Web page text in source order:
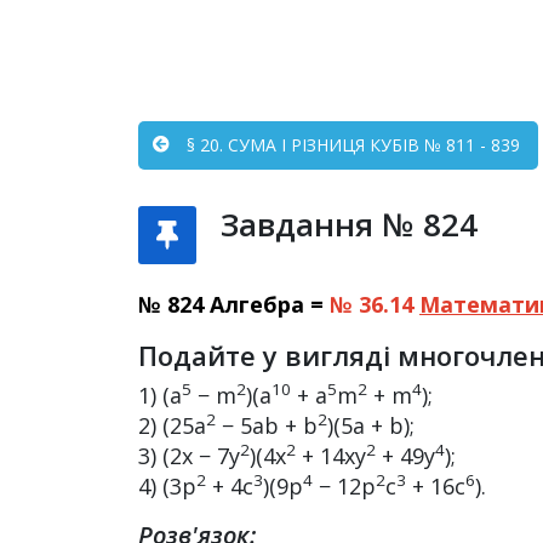
§ 20. СУМА І РІЗНИЦЯ КУБІВ № 811 - 839
Завдання № 824
№ 824 Алгебра = № 36.14
Подайте у вигляді
1) (a5 − m2)(a10 + a5m2 + m4);
2) (25a2 − 5ab + b2)(5a + b);
3) (2x − 7y2)(4x2 + 14xy2 + 49y4);
4) (3p2 + 4c3)(9p4 − 12p2c3 + 16c6).
Розв'язок: